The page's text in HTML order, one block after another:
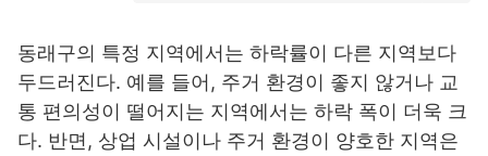
동래구의 특정 지역에서는 하락률이 다른 지역보다
두드러진다. 예를 들어, 주거 환경이 좋지 않거나 교
통 편의성이 떨어지는 지역에서는 하락 폭이 더욱 크
다. 반면, 상업 시설이나 주거 환경이 양호한 지역은